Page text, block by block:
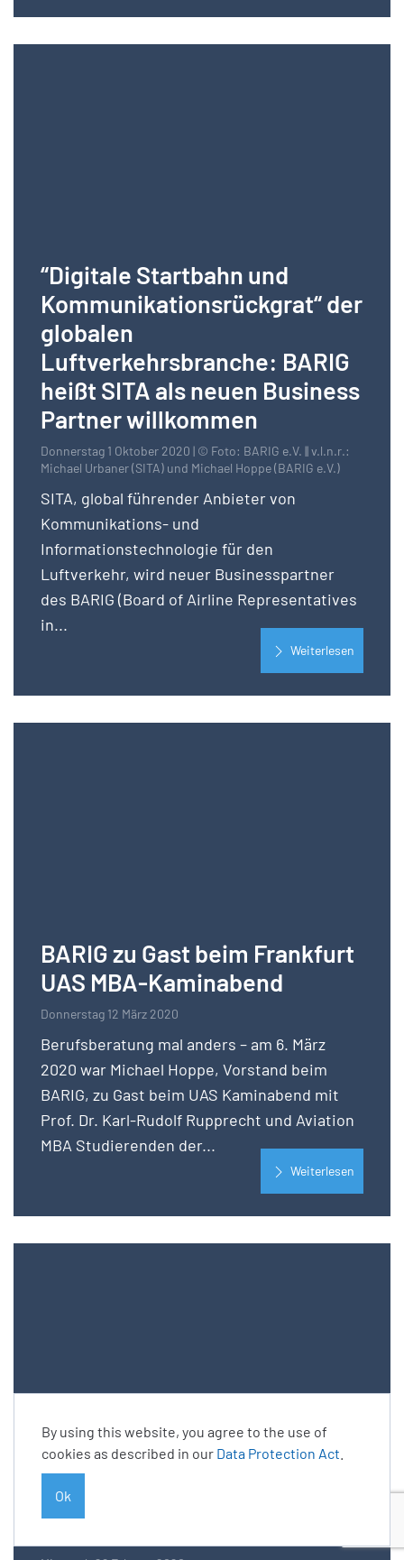
By using this website, you agree to the use of
cookies as described in our Data Protection Act
Ok
“Digitale Startbahn und
Kommunikationsrückgrat“ der
globalen
Luftverkehrsbranche: BARIG
heißt SITA als neuen Business
Partner willkommen
Donnerstag 1 Oktober 2020 | © Foto: BARIG e.V. || v.l.n.r.:
Michael Urbaner (SITA) und Michael Hoppe (BARIG e.V.)
SITA, global führender Anbieter von
Kommunikations- und
Informationstechnologie für den
Luftverkehr, wird neuer Businesspartner
des BARIG (Board of Airline Representatives
in...
Weiterlesen
BARIG zu Gast beim Frankfurt
UAS MBA-Kaminabend
Donnerstag 12 März 2020
Berufsberatung mal anders – am 6. März
2020 war Michael Hoppe, Vorstand beim
BARIG, zu Gast beim UAS Kaminabend mit
Prof. Dr. Karl-Rudolf Rupprecht und Aviation
MBA Studierenden der...
Weiterlesen
BARIG Spring Brunch 2020:
Eine Tradition besteht